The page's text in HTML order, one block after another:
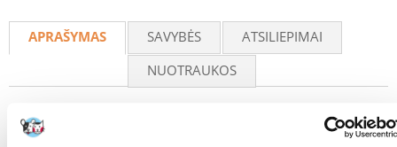
APRAŠYMAS SAVYBĖS
ATSILIEPIMAI
NUOTRAUKOS
DEODO FLOWER
- gėlių kvapo dezodorantas, skirtas kačių kraiko
dėžutėms.